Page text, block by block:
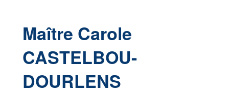
Maître Carole
CASTELBOU-
DOURLENS